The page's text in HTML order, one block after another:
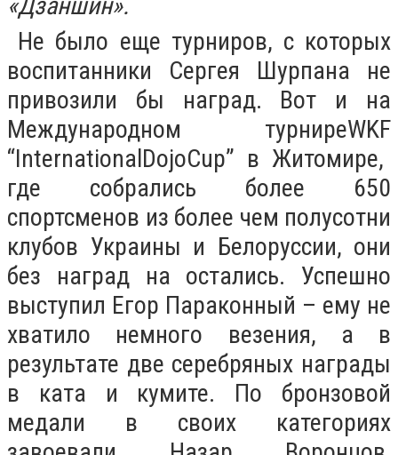
Не было еще турниров, с которых
воспитанники Сергея Шурпана не
привозили бы наград. Вот и на
Международном турнирeWKF
“InternationalDojoCup” в Житомире,
где собрались более 650
спортсменов из более чем полусотни
клубов Украины и Белоруссии, они
без наград на остались. Успешно
выступил Егор Параконный – ему не
хватило немного везения, а в
результате две серебряных награды
в ката и кумите. По бронзовой
медали в своих категориях